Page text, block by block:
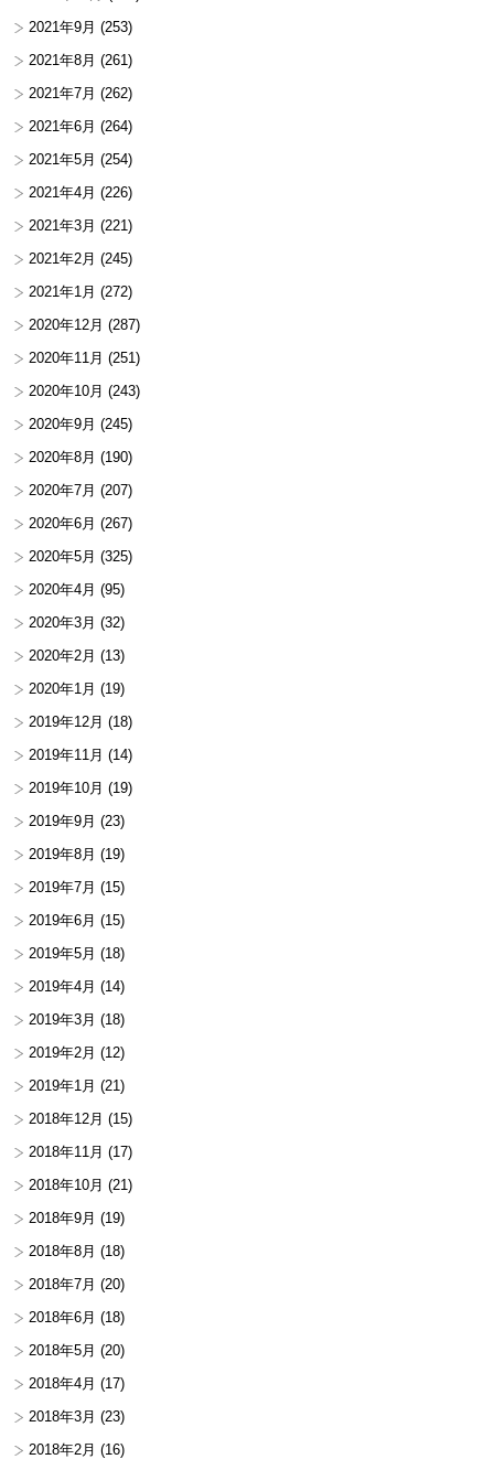
2021年9月 (253)
2021年8月 (261)
2021年7月 (262)
2021年6月 (264)
2021年5月 (254)
2021年4月 (226)
2021年3月 (221)
2021年2月 (245)
2021年1月 (272)
2020年12月 (287)
2020年11月 (251)
2020年10月 (243)
2020年9月 (245)
2020年8月 (190)
2020年7月 (207)
2020年6月 (267)
2020年5月 (325)
2020年4月 (95)
2020年3月 (32)
2020年2月 (13)
2020年1月 (19)
2019年12月 (18)
2019年11月 (14)
2019年10月 (19)
2019年9月 (23)
2019年8月 (19)
2019年7月 (15)
2019年6月 (15)
2019年5月 (18)
2019年4月 (14)
2019年3月 (18)
2019年2月 (12)
2019年1月 (21)
2018年12月 (15)
2018年11月 (17)
2018年10月 (21)
2018年9月 (19)
2018年8月 (18)
2018年7月 (20)
2018年6月 (18)
2018年5月 (20)
2018年4月 (17)
2018年3月 (23)
2018年2月 (16)